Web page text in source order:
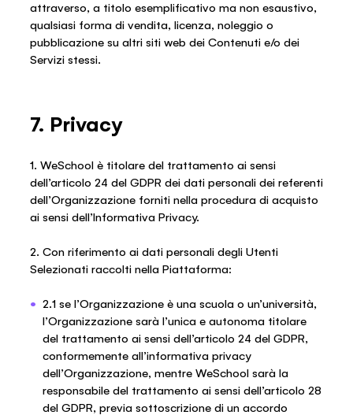
attraverso, a titolo esemplificativo ma non esaustivo,
qualsiasi forma di vendita, licenza, noleggio o
pubblicazione su altri siti web dei Contenuti e/o dei
Servizi stessi.
7. Privacy
1. WeSchool è titolare del trattamento ai sensi
dell’articolo 24 del GDPR dei dati personali dei referenti
dell’Organizzazione forniti nella procedura di acquisto
ai sensi dell’Informativa Privacy.
2. Con riferimento ai dati personali degli Utenti
Selezionati raccolti nella Piattaforma:
2.1 se l’Organizzazione è una scuola o un’università,
l’Organizzazione sarà l’unica e autonoma titolare
del trattamento ai sensi dell’articolo 24 del GDPR,
conformemente all’informativa privacy
dell’Organizzazione, mentre WeSchool sarà la
responsabile del trattamento ai sensi dell’articolo 28
del GDPR, previa sottoscrizione di un accordo